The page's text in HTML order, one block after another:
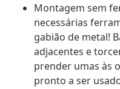
Montagem sem
necessárias
gabião de metal!
adjacentes e
prender umas às
pronto a ser